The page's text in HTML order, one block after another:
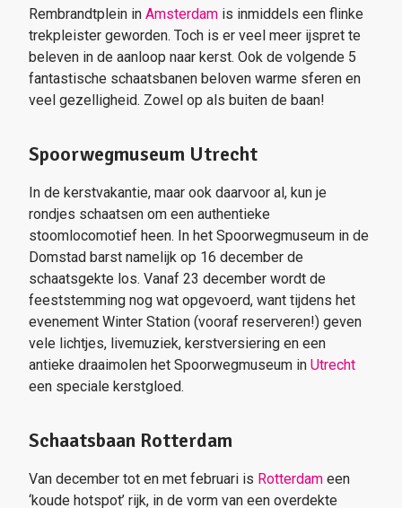
Rembrandtplein in Amsterdam is inmiddels een flinke
trekpleister geworden. Toch is er veel meer ijspret te
beleven in de aanloop naar kerst. Ook de volgende 5
fantastische schaatsbanen beloven warme sferen en
veel gezelligheid. Zowel op als buiten de baan!
Spoorwegmuseum Utrecht
In de kerstvakantie, maar ook daarvoor al, kun je
rondjes schaatsen om een authentieke
stoomlocomotief heen. In het Spoorwegmuseum in de
Domstad barst namelijk op 16 december de
schaatsgekte los. Vanaf 23 december wordt de
feeststemming nog wat opgevoerd, want tijdens het
evenement Winter Station (vooraf reserveren!) geven
vele lichtjes, livemuziek, kerstversiering en een
antieke draaimolen het Spoorwegmuseum in Utrecht
een speciale kerstgloed.
Schaatsbaan Rotterdam
Van december tot en met februari is Rotterdam een
‘koude hotspot’ rijk, in de vorm van een overdekte